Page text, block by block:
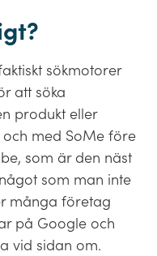
sökmotorer
att söka
produkt eller
med SoMe före
som är den näst
som man inte
många företag
på Google och
vid sidan om.